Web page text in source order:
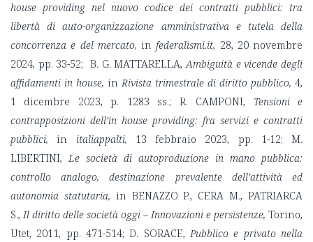
house providing nel nuovo codice dei contratti pubblici: tra
libertà di auto-organizzazione amministrativa e tutela della
concorrenza e del mercato, infederalismi.it, 28, 20 novembre
2024, pp. 33-52; B. G. MATTARELLA,Ambiguità e vicende degli
affidamenti in house, in Rivista trimestrale di diritto pubblico, 4,
1 dicembre 2023, p. 1283 ss.; R. CAMPONI, Tensioni e
contrapposizioni dell’in house providing: fra servizi e contratti
pubblici, in italiappalti, 13 febbraio 2023, pp. 1-12; M.
LIBERTINI, Le società di autoproduzione in mano pubblica:
controllo analogo, destinazione prevalente dell’attività ed
autonomia statutaria, in BENAZZO P., CERA M., PATRIARCA
S., Il diritto delle società oggi – Innovazioni e persistenze, Torino,
Utet, 2011, pp. 471-514; D. SORACE, Pubblico e privato nella